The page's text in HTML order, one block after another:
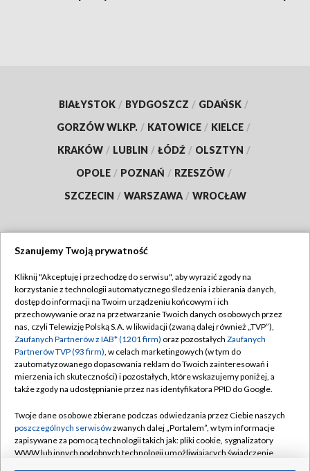
BIAŁYSTOK / BYDGOSZCZ / GDAŃSK /
GORZÓW WLKP. / KATOWICE / KIELCE /
KRAKÓW / LUBLIN / ŁÓDŹ / OLSZTYN /
OPOLE / POZNAŃ / RZESZÓW /
SZCZECIN / WARSZAWA / WROCŁAW
TVP
Abonament TVP
Emisja w TVP
Centrum informacji TVP
Naziemna Telewizja Cyfrowa
Rada Programowa
System NOS
Regulamin TVP
Polityka prywatności
Moje zgody
Pomoc
Kontakt
Szanujemy Twoją prywatność
Kliknij "Akceptuję i przechodzę do serwisu", aby wyrazić zgody na
korzystanie z technologii automatycznego śledzenia i zbierania danych,
dostęp do informacji na Twoim urządzeniu końcowym i ich
przechowywanie oraz na przetwarzanie Twoich danych osobowych przez
nas, czyli Telewizję Polską S.A. w likwidacji (zwaną dalej również „TVP”),
Zaufanych Partnerów z IAB* (1201 firm) oraz pozostałych Zaufanych
Partnerów TVP (93 firm), w celach marketingowych (w tym do
zautomatyzowanego dopasowania reklam do Twoich zainteresowań i
mierzenia ich skuteczności) i pozostałych, które wskazujemy poniżej, a
także zgody na udostępnianie przez nas identyfikatora PPID do Google.
Twoje dane osobowe zbierane podczas odwiedzania przez Ciebie naszych
poszczególnych serwisówzwanych dalej „Portalem”, w tym informacje
zapisywane za pomocą technologii takich jak: pliki cookie, sygnalizatory
WWW lub innych podobnych technologii umożliwiających świadczenie